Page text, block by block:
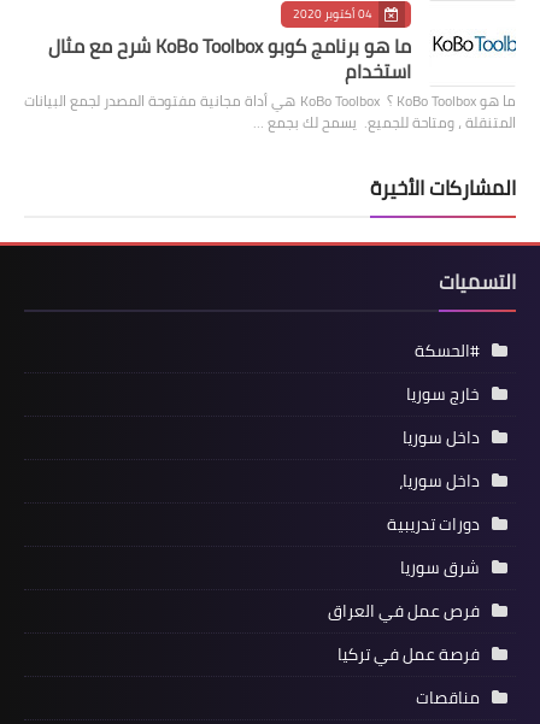
04 أكتوبر 2020
ما هو برنامج كوبو KoBo Toolbox شرح مع مثال
استخدام
ما هو KoBo Toolbox ؟ KoBo Toolbox هي أداة مجانية مفتوحة المصدر لجمع البيانات
المتنقلة ، ومتاحة للجميع. يسمح لك بجمع …
المشاركات الأخيرة
التسميات
#الحسكة
خارج سوريا
داخل سوريا
داخل سوريا،
دورات تدريبية
شرق سوريا
فرص عمل في العراق
فرصة عمل في تركيا
مناقصات